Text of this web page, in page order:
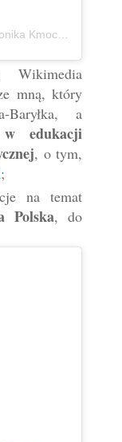
Post udostępniony przez Maria Weronika Kmoch 🦄 Kurpianka w wielkim świecie (@mwkmoch)
Wikimedia
mną, który
Baryłka, a
edukacji
, o tym,
;
na temat
Polska, do